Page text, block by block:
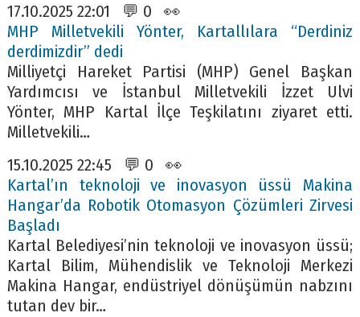
17.10.2025 22:01 💬 0 👀
MHP Milletvekili Yönter, Kartallılara “Derdiniz
derdimizdir” dedi
Milliyetçi Hareket Partisi (MHP) Genel Başkan
Yardımcısı ve İstanbul Milletvekili İzzet Ulvi
Yönter, MHP Kartal İlçe Teşkilatını ziyaret etti.
Milletvekili…
15.10.2025 22:45 💬 0 👀
Kartal’ın teknoloji ve inovasyon üssü Makina
Hangar’da Robotik Otomasyon Çözümleri Zirvesi
Başladı
Kartal Belediyesi’nin teknoloji ve inovasyon üssü;
Kartal Bilim, Mühendislik ve Teknoloji Merkezi
Makina Hangar, endüstriyel dönüşümün nabzını
tutan dev bir…